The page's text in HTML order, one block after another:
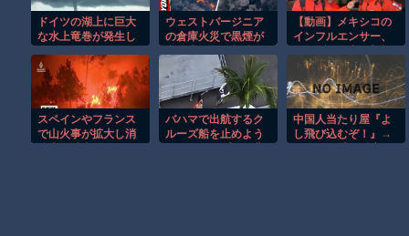
ドイツの湖上に巨大
な水上竜巻が発生し
ウェストバージニア
の倉庫火災で黒煙が
【動画】メキシコの
インフルエンサー、
されて死亡。
スペインやフランス
で山火事が拡大し消
バハマで出航するク
ルーズ船を止めよう
中国人当たり屋『よ
し飛び込むぞ！』→